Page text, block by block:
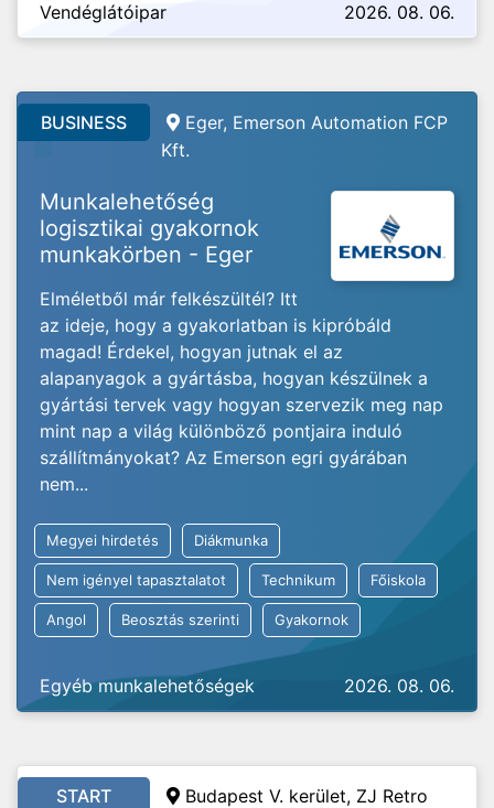
Vendéglátóipar
2026. 08. 06.
BUSINESS
Eger, Emerson Automation FCP
Kft.
Munkalehetőség
logisztikai gyakornok
munkakörben - Eger
Elméletből már felkészültél? Itt
az ideje, hogy a gyakorlatban is kipróbáld
magad! Érdekel, hogyan jutnak el az
alapanyagok a gyártásba, hogyan készülnek a
gyártási tervek vagy hogyan szervezik meg nap
mint nap a világ különböző pontjaira induló
szállítmányokat? Az Emerson egri gyárában
nem...
Megyei hirdetés Diákmunka
Nem igényel tapasztalatot Technikum Főiskola
Angol Beosztás szerinti Gyakornok
Egyéb munkalehetőségek 2026. 08. 06.
START Budapest V. kerület, ZJ Retro